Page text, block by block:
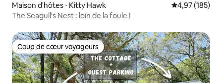
Maison d'hôtes ⋅ Kitty Hawk Évaluation
4,97 (185)
The Seagull's Nest : loin de la foule !
Coup de cœur voyageurs
Coup de cœur voyageurs